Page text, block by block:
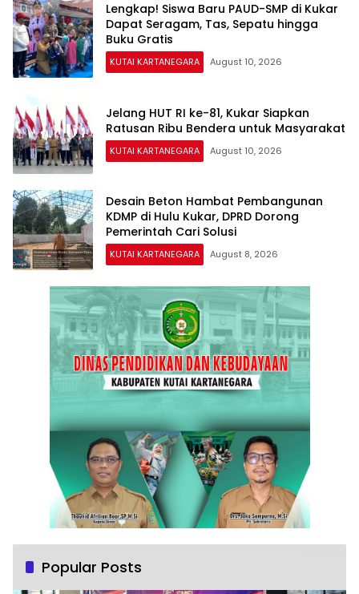
Lengkap! Siswa Baru PAUD-SMP di Kukar
Dapat Seragam, Tas, Sepatu hingga
Buku Gratis
KUTAI KARTANEGARA August 10, 2026
Jelang HUT RI ke-81, Kukar Siapkan
Ratusan Ribu Bendera untuk Masyarakat
KUTAI KARTANEGARA August 10, 2026
Desain Beton Hambat Pembangunan
KDMP di Hulu Kukar, DPRD Dorong
Pemerintah Cari Solusi
KUTAI KARTANEGARA August 8, 2026
Popular Posts